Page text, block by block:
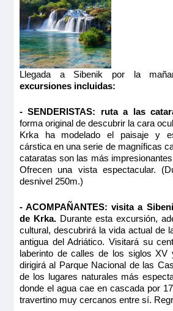
Llegada a Sibenik por la
excursiones incluidas:
- SENDERISTAS: ruta a las
forma original de descubrir la cara
Krka ha modelado el paisaje y
cárstica en una serie de magníficas
cataratas son las más
Ofrecen una vista espectacular.
desnivel 250m.)
- ACOMPAÑANTES: visita a
de Krka.Durante esta excursión,
cultural, descubrirá la vida actual de
antigua del Adriático. Visitará su
laberinto de calles de los siglos
dirigirá al Parque Nacional de las
de los lugares naturales más
donde el agua cae en cascada por
travertino muy cercanos entre sí.